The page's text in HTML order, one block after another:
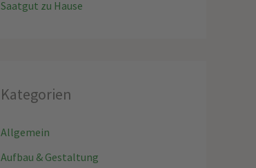
Saatgut zu Hause
Kategorien
Allgemein
Aufbau & Gestaltung